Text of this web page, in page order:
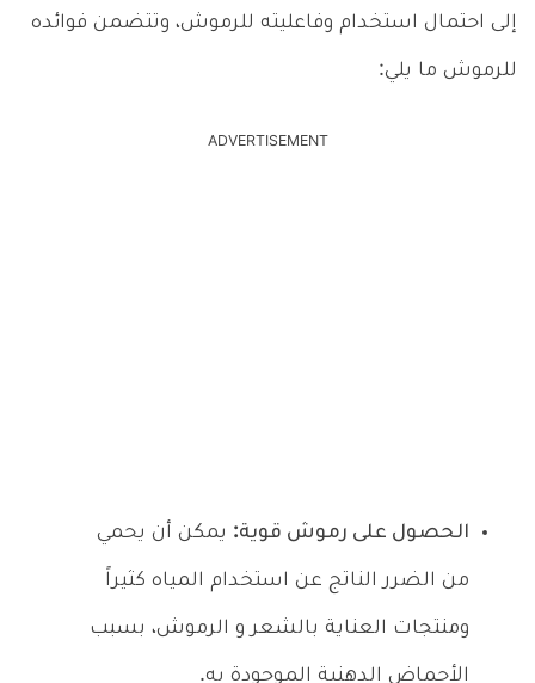
إلى احتمال استخدام وفاعليته للرموش، وتتضمن فوائده
للرموش ما يلي:
ADVERTISEMENT
الحصول على رموش قوية: يمكن أن يحمي
من الضرر الناتج عن استخدام المياه كثيراً
ومنتجات العناية بالشعر و الرموش، بسبب
الأحماض الدهنية الموجودة به.